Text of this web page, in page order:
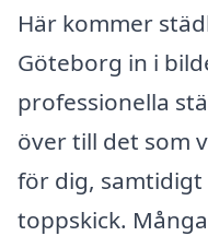
Här kommer
Göteborg in i
professionella
över till det som
för dig,
toppskick.